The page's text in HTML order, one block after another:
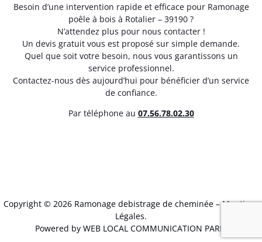
Besoin d’une intervention rapide et efficace pour Ramonage
poêle à bois à Rotalier – 39190 ?
N’attendez plus pour nous contacter !
Un devis gratuit vous est proposé sur simple demande.
Quel que soit votre besoin, nous vous garantissons un
service professionnel.
Contactez-nous dès aujourd’hui pour bénéficier d’un service
de confiance.
Par téléphone au 07.56.78.02.30
Copyright © 2026 Ramonage debistrage de cheminée –Mentions
Légales.
Powered by WEB LOCAL COMMUNICATION PARIS